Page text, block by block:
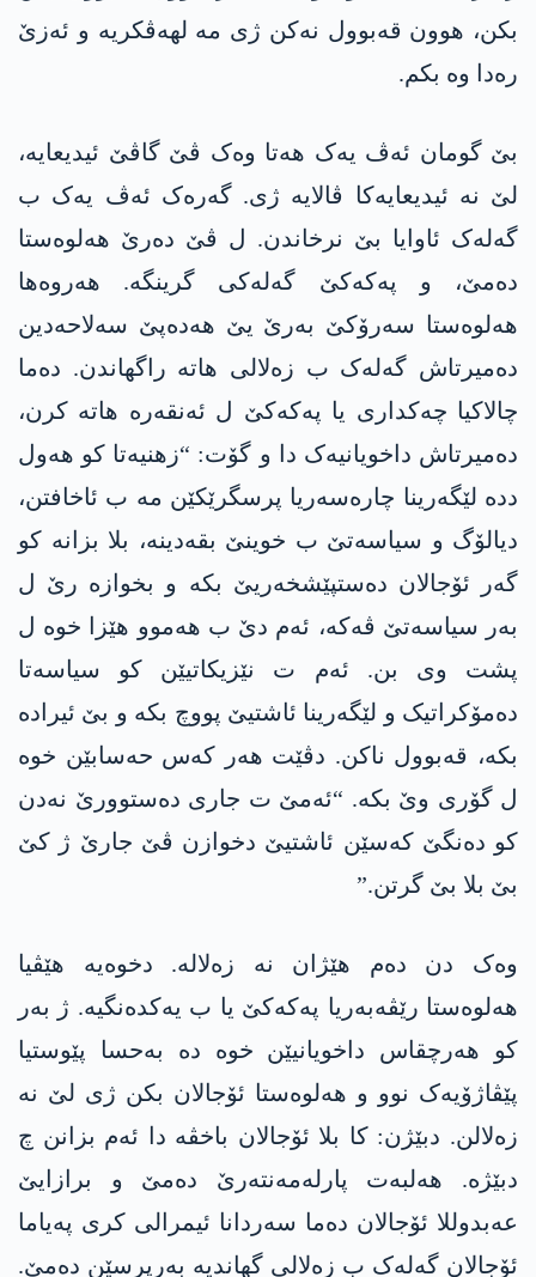
بکن، ھوون قەبوول نەکن ژی مە لھەڤکریە و ئەزێ
رەدا وە بکم.
بێ گومان ئەڤ یەک ھەتا وەک ڤێ گاڤێ ئیدیعایە،
لێ نە ئیدیعایەکا ڤالایە ژی. گەرەک ئەڤ یەک ب
گەلەک ئاوایا بێ نرخاندن. ل ڤێ دەرێ ھەلوەستا
دەمێ، و پەکەکێ گەلەکی گرینگە. ھەروەھا
ھەلوەستا سەرۆکێ بەرێ یێ ھەدەپێ سەلاحەدین
دەمیرتاش گەلەک ب زەلالی ھاتە راگھاندن. دەما
چالاکیا چەکداری یا پەکەکێ ل ئەنقەرە ھاتە کرن،
دەمیرتاش داخویانیەک دا و گۆت: “زھنیەتا کو ھەول
ددە لێگەرینا چارەسەریا پرسگرێکێن مە ب ئاخافتن،
دیالۆگ و سیاسەتێ ب خوینێ بقەدینە، بلا بزانە کو
گەر ئۆجالان دەستپێشخەریێ بکە و بخوازە رێ ل
بەر سیاسەتێ ڤەکە، ئەم دێ ب ھەموو ھێزا خوە ل
پشت وی بن. ئەم ت نێزیکاتیێن کو سیاسەتا
دەمۆکراتیک و لێگەرینا ئاشتیێ پووچ بکە و بێ ئیرادە
بکە، قەبوول ناکن. دڤێت ھەر کەس حەسابێن خوە
ل گۆری وێ بکە. “ئەمێ ت جاری دەستوورێ نەدن
کو دەنگێ کەسێن ئاشتیێ دخوازن ڤێ جارێ ژ کێ
بێ بلا بێ گرتن.”
وەک دن دەم ھێژان نە زەلالە. دخوەیە ھێڤیا
ھەلوەستا رێڤەبەریا پەکەکێ یا ب یەکدەنگیە. ژ بەر
کو ھەرچقاس داخویانیێن خوە دە بەحسا پێوستیا
پێڤاژۆیەک نوو و ھەلوەستا ئۆجالان بکن ژی لێ نە
زەلالن. دبێژن: کا بلا ئۆجالان باخڤە دا ئەم بزانن چ
دبێژە. هەلبەت پارلەمەنتەرێ دەمێ و برازایێ
عەبدوللا ئۆجالان دەما سەردانا ئیمرالی کری پەیاما
ئۆجالان گەلەک ب زەلالی گھاندیە بەرپرسێن دەمێ.